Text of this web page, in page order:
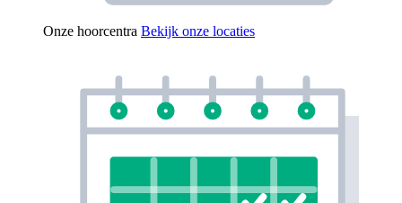
Onze hoorcentra Bekijk onze locaties